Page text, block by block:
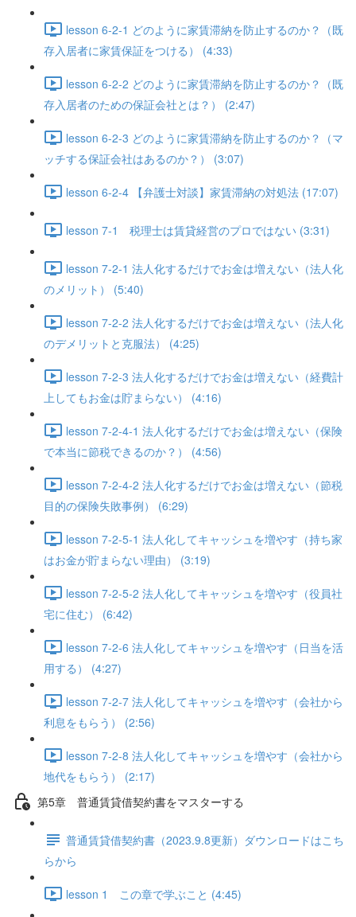
lesson 6-2-1 どのように家賃滞納を防止するのか？（既
存入居者に家賃保証をつける） (4:33)
lesson 6-2-2 どのように家賃滞納を防止するのか？（既
存入居者のための保証会社とは？） (2:47)
lesson 6-2-3 どのように家賃滞納を防止するのか？（マ
ッチする保証会社はあるのか？） (3:07)
lesson 6-2-4 【弁護士対談】家賃滞納の対処法 (17:07)
lesson 7-1 税理士は賃貸経営のプロではない (3:31)
lesson 7-2-1 法人化するだけでお金は増えない（法人化
のメリット） (5:40)
lesson 7-2-2 法人化するだけでお金は増えない（法人化
のデメリットと克服法） (4:25)
lesson 7-2-3 法人化するだけでお金は増えない（経費計
上してもお金は貯まらない） (4:16)
lesson 7-2-4-1 法人化するだけでお金は増えない（保険
で本当に節税できるのか？） (4:56)
lesson 7-2-4-2 法人化するだけでお金は増えない（節税
目的の保険失敗事例） (6:29)
lesson 7-2-5-1 法人化してキャッシュを増やす（持ち家
はお金が貯まらない理由） (3:19)
lesson 7-2-5-2 法人化してキャッシュを増やす（役員社
宅に住む） (6:42)
lesson 7-2-6 法人化してキャッシュを増やす（日当を活
用する） (4:27)
lesson 7-2-7 法人化してキャッシュを増やす（会社から
利息をもらう） (2:56)
lesson 7-2-8 法人化してキャッシュを増やす（会社から
地代をもらう） (2:17)
第5章 普通賃貸借契約書をマスターする
普通賃貸借契約書（2023.9.8更新）ダウンロードはこち
らから
lesson 1 この章で学ぶこと (4:45)